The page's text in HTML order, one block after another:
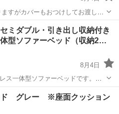
すがカバーもおつけしてお渡しい
いた方でしょうかだけますと助か
ベッド
セミダブル・引き出し収納付き
型ソファーベッド（収納2…
8月4日
ス一体型ソファーベッドです。使
いただけます。ソファーにもなり
す。画像は少し埃っぽいですが、
状態か...
ド
ド グレー ※座面クッション